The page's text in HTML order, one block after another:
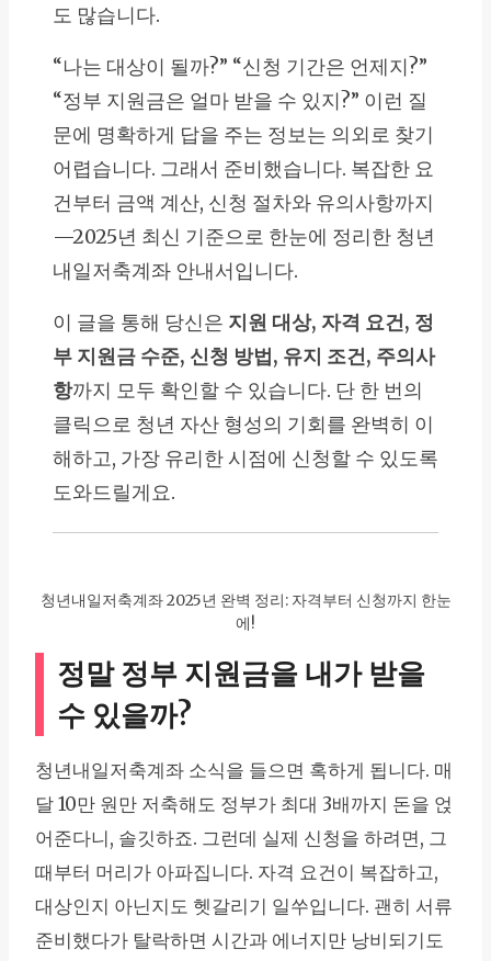
도 많습니다.
“나는 대상이 될까?” “신청 기간은 언제지?”
“정부 지원금은 얼마 받을 수 있지?” 이런 질
문에 명확하게 답을 주는 정보는 의외로 찾기
어렵습니다. 그래서 준비했습니다. 복잡한 요
건부터 금액 계산, 신청 절차와 유의사항까지
—2025년 최신 기준으로 한눈에 정리한 청년
내일저축계좌 안내서입니다.
이 글을 통해 당신은 지원 대상, 자격 요건, 정
부 지원금 수준, 신청 방법, 유지 조건, 주의사
항까지 모두 확인할 수 있습니다. 단 한 번의
클릭으로 청년 자산 형성의 기회를 완벽히 이
해하고, 가장 유리한 시점에 신청할 수 있도록
도와드릴게요.
청년내일저축계좌 2025년 완벽 정리: 자격부터 신청까지 한눈
에!
정말 정부 지원금을 내가 받을
수 있을까?
청년내일저축계좌 소식을 들으면 혹하게 됩니다. 매
달 10만 원만 저축해도 정부가 최대 3배까지 돈을 얹
어준다니, 솔깃하죠. 그런데 실제 신청을 하려면, 그
때부터 머리가 아파집니다. 자격 요건이 복잡하고,
대상인지 아닌지도 헷갈리기 일쑤입니다. 괜히 서류
준비했다가 탈락하면 시간과 에너지만 낭비되기도